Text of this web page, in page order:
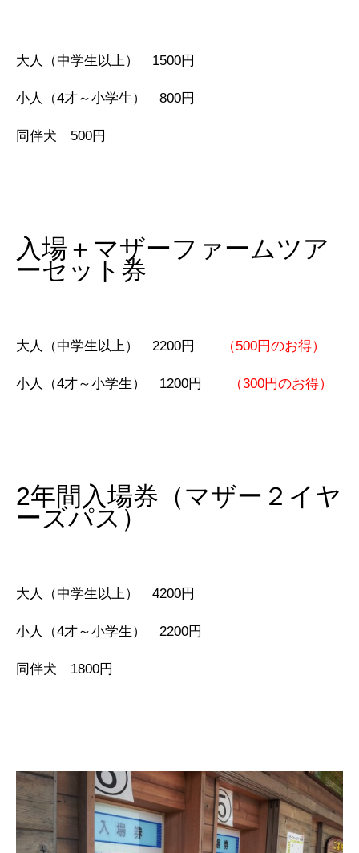
大人（中学生以上） 1500円
小人（4才～小学生） 800円
同伴犬 500円
入場＋マザーファームツア
ーセット券
大人（中学生以上） 2200円 （500円のお得）
小人（4才～小学生） 1200円 （300円のお得）
2年間入場券（マザー２イヤ
ーズパス）
大人（中学生以上） 4200円
小人（4才～小学生） 2200円
同伴犬 1800円